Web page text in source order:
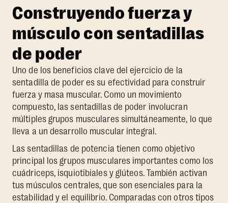
Construyendo fuerza y
músculo con sentadillas
de poder
Uno de los beneficios clave del ejercicio de la
sentadilla de poder es su efectividad para construir
fuerza y masa muscular. Como un movimiento
compuesto, las sentadillas de poder involucran
múltiples grupos musculares simultáneamente, lo que
lleva a un desarrollo muscular integral.
Las sentadillas de potencia tienen como objetivo
principal los grupos musculares importantes como los
cuádriceps, isquiotibiales y glúteos. También activan
tus músculos centrales, que son esenciales para la
estabilidad y el equilibrio. Comparadas con otros tipos